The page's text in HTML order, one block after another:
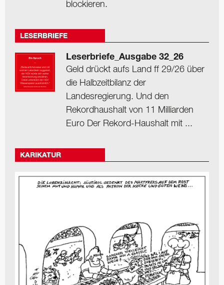
blockieren.
LESERBRIEFE
Leserbriefe_Ausgabe 32_26
Geld drückt aufs Land ff 29/26 über
die Halbzeitbilanz der
Landesregierung. Und den
Rekordhaushalt von 11 Milliarden
Euro Der Rekord-Haushalt mit ...
KARIKATUR